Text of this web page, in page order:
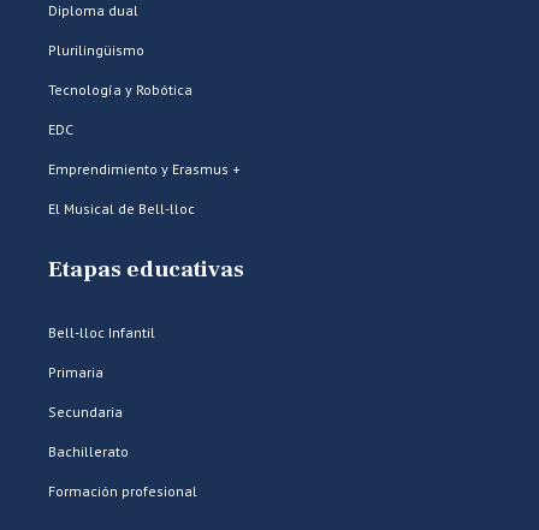
Diploma dual
Plurilingüismo
Tecnología y Robótica
EDC
Emprendimiento y Erasmus +
El Musical de Bell-lloc
Etapas educativas
Bell-lloc Infantil
Primaria
Secundaria
Bachillerato
Formación profesional